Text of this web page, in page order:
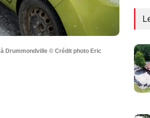
Drummondville © Crédit photo Eric